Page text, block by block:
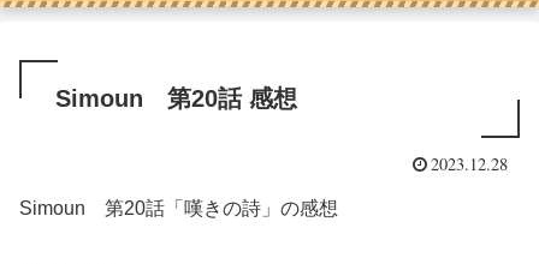
Simoun 第20話 感想
2023.12.28
Simoun 第20話「嘆きの詩」の感想